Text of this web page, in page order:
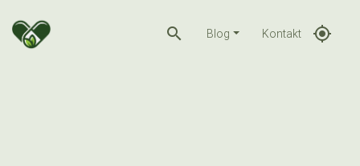
search Blog Kontakt gps_fixed